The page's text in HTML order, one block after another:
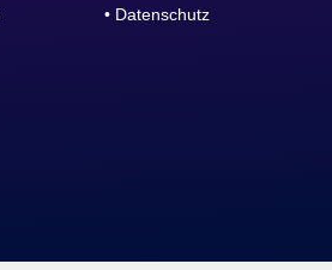
• Datenschutz